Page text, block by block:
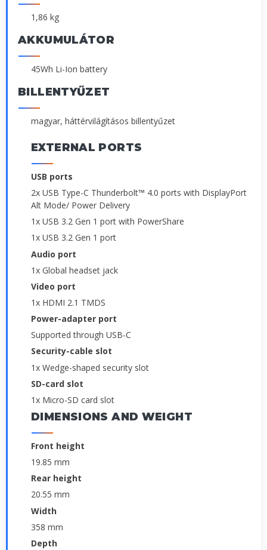
1,86 kg
AKKUMULÁTOR
45Wh Li-Ion battery
BILLENTYŰZET
magyar, háttérvilágításos billentyűzet
EXTERNAL PORTS
USB ports
2x USB Type-C Thunderbolt™ 4.0 ports with DisplayPort
Alt Mode/ Power Delivery
1x USB 3.2 Gen 1 port with PowerShare
1x USB 3.2 Gen 1 port
Audio port
1x Global headset jack
Video port
1x HDMI 2.1 TMDS
Power-adapter port
Supported through USB-C
Security-cable slot
1x Wedge-shaped security slot
SD-card slot
1x Micro-SD card slot
DIMENSIONS AND WEIGHT
Front height
19.85 mm
Rear height
20.55 mm
Width
358 mm
Depth